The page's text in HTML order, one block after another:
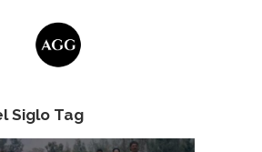
Siglo Tag